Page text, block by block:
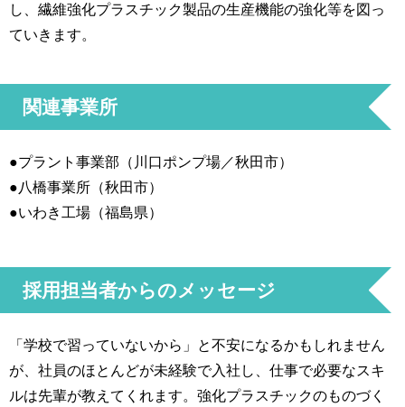
し、繊維強化プラスチック製品の生産機能の強化等を図っ
ていきます。
関連事業所
●プラント事業部（川口ポンプ場／秋田市）
●八橋事業所（秋田市）
●いわき工場（福島県）
採用担当者からのメッセージ
「学校で習っていないから」と不安になるかもしれません
が、社員のほとんどが未経験で入社し、仕事で必要なスキ
ルは先輩が教えてくれます。強化プラスチックのものづく